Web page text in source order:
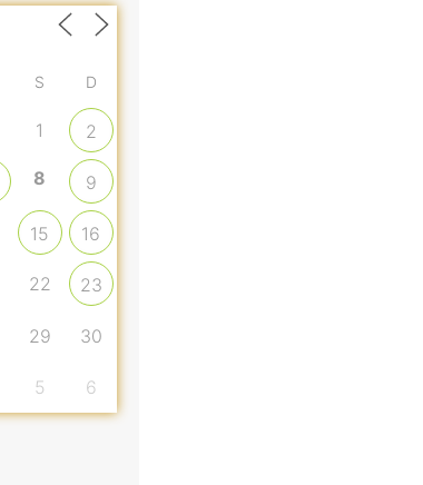
S D
1 2
8 9
15 16
22 23
29 30
5 6